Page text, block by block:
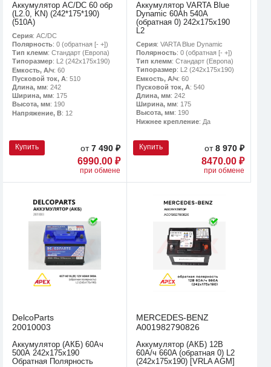
Аккумулятор AC/DC 60 обр
(L2.0, KN) (242*175*190)
(510А)
Серия: AC/DC
Полярность: 0 (обратная [- +])
Тип клемм: Стандарт (Европа)
Типоразмер: L2 (242х175х190)
Емкость, А/ч: 60
Пусковой ток, А: 510
Длина, мм: 242
Ширина, мм: 175
Высота, мм: 190
Напряжение, В: 12
Купить от7 490 ₽
6990.00 ₽
при обмене
Аккумулятор VARTA Blue
Dynamic 60Ah 540A
(обратная 0) 242x175x190
L2
Серия: VARTA Blue Dynamic
Полярность: 0 (обратная [- +])
Тип клемм: Стандарт (Европа)
Типоразмер: L2 (242х175х190)
Емкость, А/ч: 60
Пусковой ток, А: 540
Длина, мм: 242
Ширина, мм: 175
Высота, мм: 190
Нижнее крепление: Да
Купить от8 970 ₽
8470.00 ₽
при обмене
DelcoParts
20010003
Аккумулятор (АКБ) 60Ач
500А 242х175х190
Обратная Полярность
MERCEDES-BENZ
A001982790826
Аккумулятор (АКБ) 12В
60А/ч 660A (обратная 0) L2
(242х175х190) [VRLA AGM]